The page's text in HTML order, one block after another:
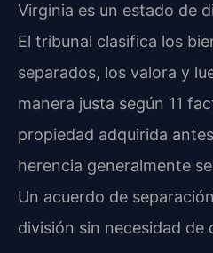
Virginia es un estado de
El tribunal clasifica los
separados, los valora y
manera justa según 11
propiedad adquirida
herencia generalmente
Un acuerdo de
división sin necesidad de